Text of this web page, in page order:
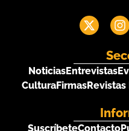
NoticiasEntrevistas
CulturaFirmasRevistas
SuscríbeteContacto